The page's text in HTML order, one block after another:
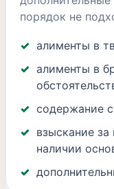
порядок не
алименты в
алименты в
содержание
взыскание
наличии